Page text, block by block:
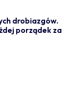
drobiazgów.
porządek za